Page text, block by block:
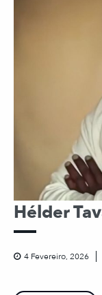
Hélder
4 Fevereiro, 2026